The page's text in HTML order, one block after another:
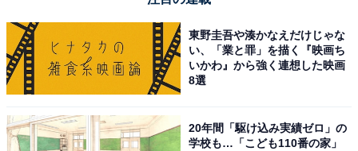
東野圭吾や湊かなえだけじゃな
い、「業と罪」を描く『映画ち
いかわ』から強く連想した映画
8選
20年間「駆け込み実績ゼロ」の
学校も…「こども110番の家」